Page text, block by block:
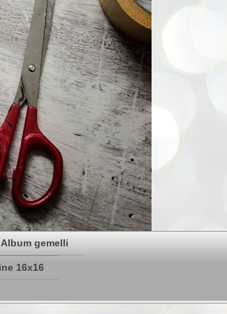
Album gemelli
16x16